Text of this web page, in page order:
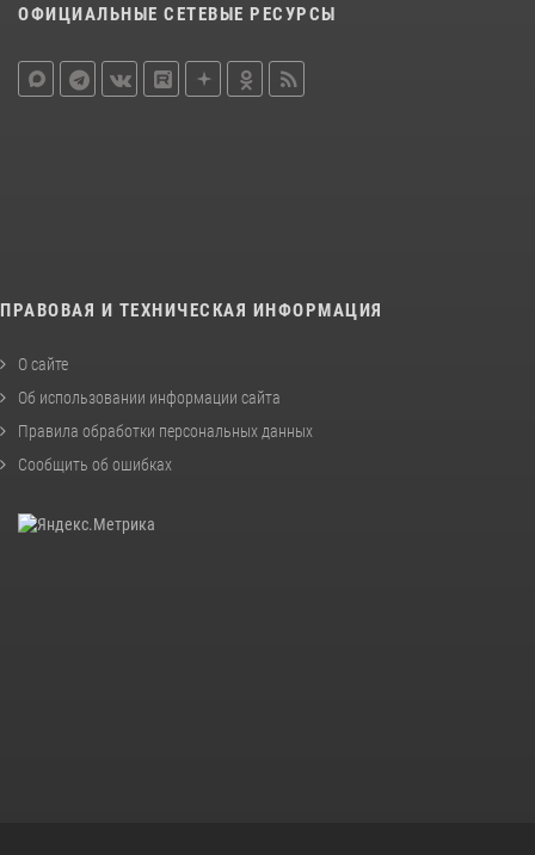
ОФИЦИАЛЬНЫЕ СЕТЕВЫЕ РЕСУРСЫ
ПРАВОВАЯ И ТЕХНИЧЕСКАЯ ИНФОРМАЦИЯ
О сайте
Об использовании информации сайта
Правила обработки персональных данных
Сообщить об ошибках